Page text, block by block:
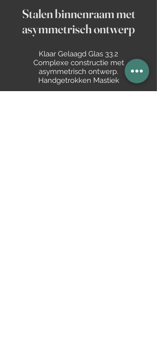
Stalen binnenraam met
asymmetrisch ontwerp
Klaar Gelaagd Glas 33.2
Complexe constructie met
asymmetrisch ontwerp.
Handgetrokken Mastiek